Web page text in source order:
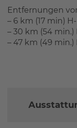
Entfernungen
– 6 km (17 min)
– 30 km (54
– 47 km (49